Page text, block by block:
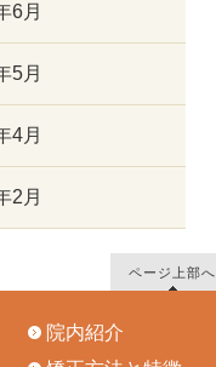
6月
5月
4月
2月
ページ上部へ
院内紹介